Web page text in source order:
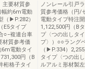
要材質参
幅約6m電動
（▶P.282）
E5タイプ
○−複連台車
質参考価
電動タイ
円（B
桁格子タイ
ノンレール引
質参考価格（円/
電動タイプ特注
1,122,500円（B
プ〈つの出しタ
プ〉）○○ラング
（▶P.334）
タイプ〈つの出
ルアルミ形材製